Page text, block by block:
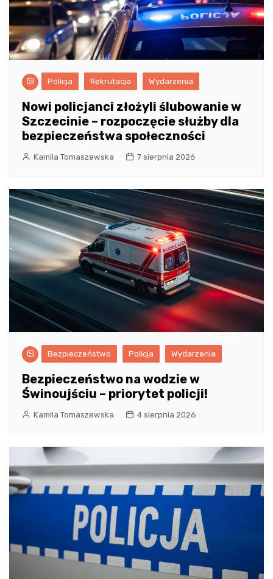
Policja Rekrutacja Wydarzenia
Nowi policjanci złożyli ślubowanie w
Szczecinie – rozpoczęcie służby dla
bezpieczeństwa społeczności
Kamila Tomaszewska 7 sierpnia 2026
Bezpieczeństwo Policja Wydarzenia
Bezpieczeństwo na wodzie w
Świnoujściu – priorytet policji!
Kamila Tomaszewska 4 sierpnia 2026